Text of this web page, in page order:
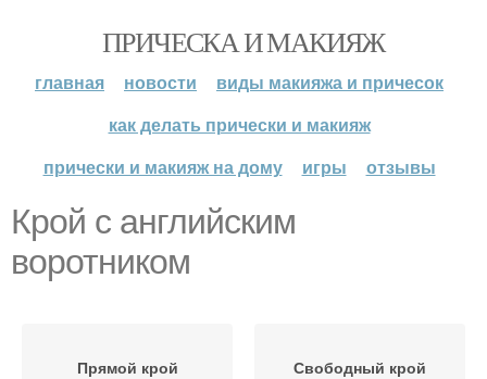
ПРИЧЕСКА И МАКИЯЖ
главная новости
виды макияжа и причесок
как делать прически и макияж
прически и макияж на дому
игры отзывы
Крой с английским
воротником
Прямой крой Свободный крой